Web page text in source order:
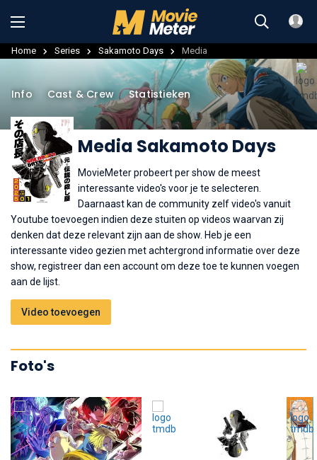
Home Series Sakamoto Days Media
Info Cast & Crew Statistieken
Media Sakamoto Days
MovieMeter probeert per show de meest
interessante video's voor je te selecteren.
Daarnaast kan de community zelf video's vanuit
Youtube toevoegen indien deze stuiten op videos waarvan zij
denken dat deze relevant zijn aan de show. Heb je een
interessante video gezien met achtergrond informatie over deze
show, registreer dan een account om deze toe te kunnen voegen
aan de lijst.
Video toevoegen
Foto's